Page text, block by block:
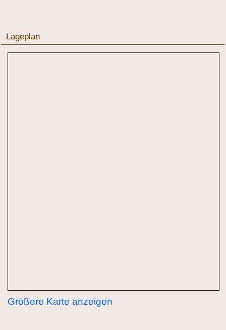
Lageplan
Größere Karte anzeigen